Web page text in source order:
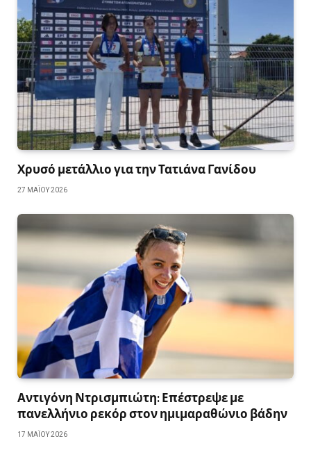
Χρυσό μετάλλιο για την Τατιάνα Γανίδου
27 ΜΑΪ́ΟΥ 2026
Αντιγόνη Ντρισμπιώτη: Επέστρεψε με
πανελλήνιο ρεκόρ στον ημιμαραθώνιο βάδην
17 ΜΑΪ́ΟΥ 2026